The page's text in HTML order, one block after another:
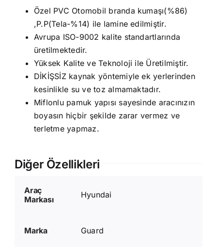
Özel PVC Otomobil branda kumaşı(%86)
,P.P(Tela-%14) ile lamine edilmiştir.
Avrupa ISO-9002 kalite standartlarında
üretilmektedir.
Yüksek Kalite ve Teknoloji ile Üretilmiştir.
DİKİŞSİZ kaynak yöntemiyle ek yerlerinden
kesinlikle su ve toz almamaktadır.
Miflonlu pamuk yapısı sayesinde aracınızın
boyasın hiçbir şekilde zarar vermez ve
terletme yapmaz.
Diğer Özellikleri
Araç
Markası
Hyundai
Marka Guard